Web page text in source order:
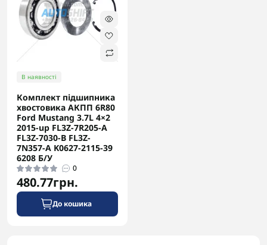
В наявності
Комплект підшипника
хвостовика АКПП 6R80
Ford Mustang 3.7L 4×2
2015-up FL3Z-7R205-A
FL3Z-7030-B FL3Z-
7N357-A K0627-2115-39
6208 Б/У
0
480.77грн.
До кошика